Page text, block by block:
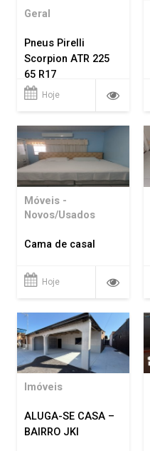
Geral
Pneus Pirelli
Scorpion ATR 225
65 R17
Hoje
Móveis -
Novos/Usados
Cama de casal
Hoje
Imóveis
ALUGA-SE CASA –
BAIRRO JKI